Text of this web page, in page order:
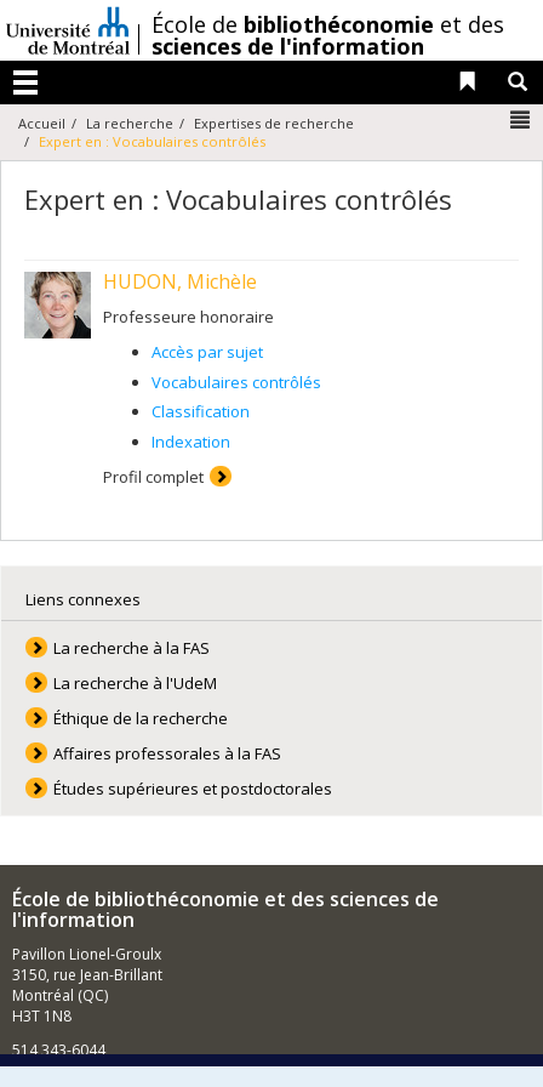
au
contenu
/École de bibliothéconomie et des
sciences de l'information
Menu
Liens
Accueil La recherche
Expertises de recherche
Expert en : Vocabulaires contrôlés
Expert en : Vocabulaires contrôlés
HUDON, Michèle
Professeure honoraire
Accès par sujet
Vocabulaires contrôlés
Classification
Indexation
Profil complet
Liens connexes
La recherche à la FAS
La recherche à l'UdeM
Éthique de la recherche
Affaires professorales à la FAS
Études supérieures et postdoctorales
École de bibliothéconomie et des sciences de
l'information
Pavillon Lionel-Groulx
3150, rue Jean-Brillant
Montréal (QC)
H3T 1N8
514 343-6044